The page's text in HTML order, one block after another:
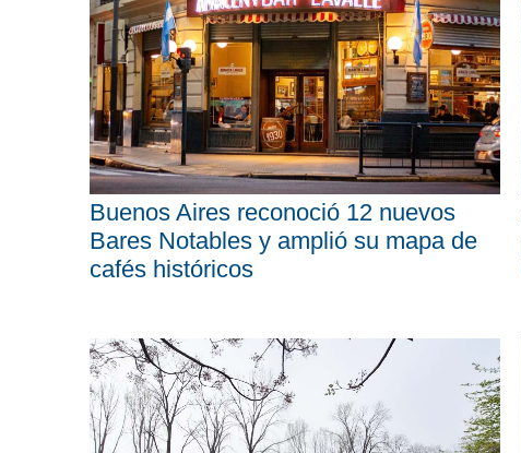
Buenos Aires reconoció 12 nuevos
Bares Notables y amplió su mapa de
cafés históricos